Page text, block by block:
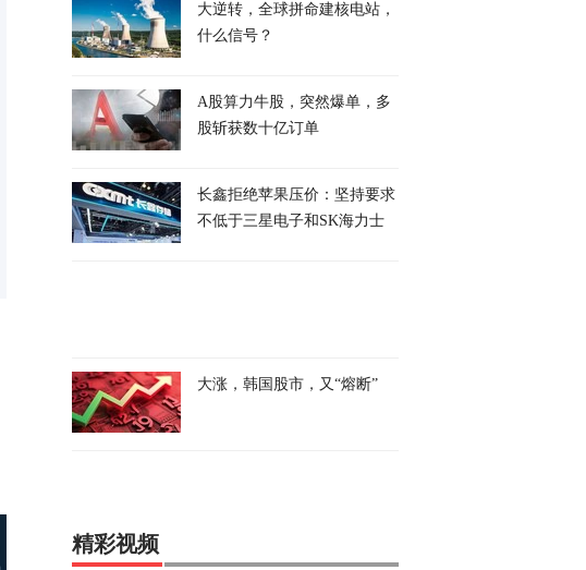
大逆转，全球拼命建核电站，
什么信号？
A股算力牛股，突然爆单，多
股斩获数十亿订单
长鑫拒绝苹果压价：坚持要求
不低于三星电子和SK海力士
大涨，韩国股市，又“熔断”
精彩视频